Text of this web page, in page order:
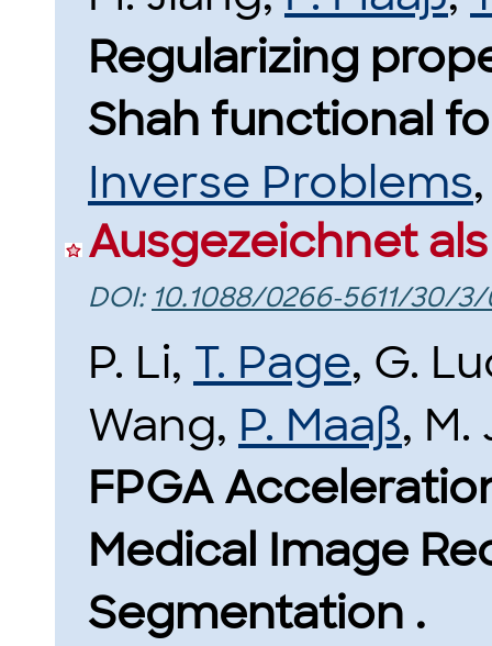
Regularizing
Shah functional
Inverse Problems
Ausgezeichnet
DOI: 10.1088/0266-5611/30/
P. Li, T. Page, G.
Wang, P. Maaß, M.
FPGA
Medical Image
Segmentation .